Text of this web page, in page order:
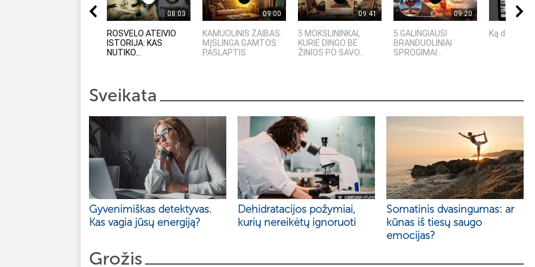
08:03
ROSVELO ATEIVIO
ISTORIJA: KAS
NUTIKO...
09:00
KAMUOLINIS ŽAIBAS:
MĮSLINGA GAMTOS
PASLAPTIS
09:41
5 MOKSLININKAI,
KURIE DINGO BE
ŽINIOS PO SAVO...
09:20
5 GALINGIAUSI
BRANDUOLINIAI
SPROGIMAI...
Ką darytų
Sveikata
Gyvenimiškas detektyvas.
Kas vagia jūsų energiją?
Dehidratacijos požymiai,
kurių nereikėtų ignoruoti
Somatinis dvasingumas: ar
kūnas iš tiesų saugo
emocijas?
Grožis